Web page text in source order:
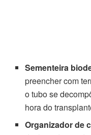
Sementeira
preencher com
o tubo se
hora do
Organizador de